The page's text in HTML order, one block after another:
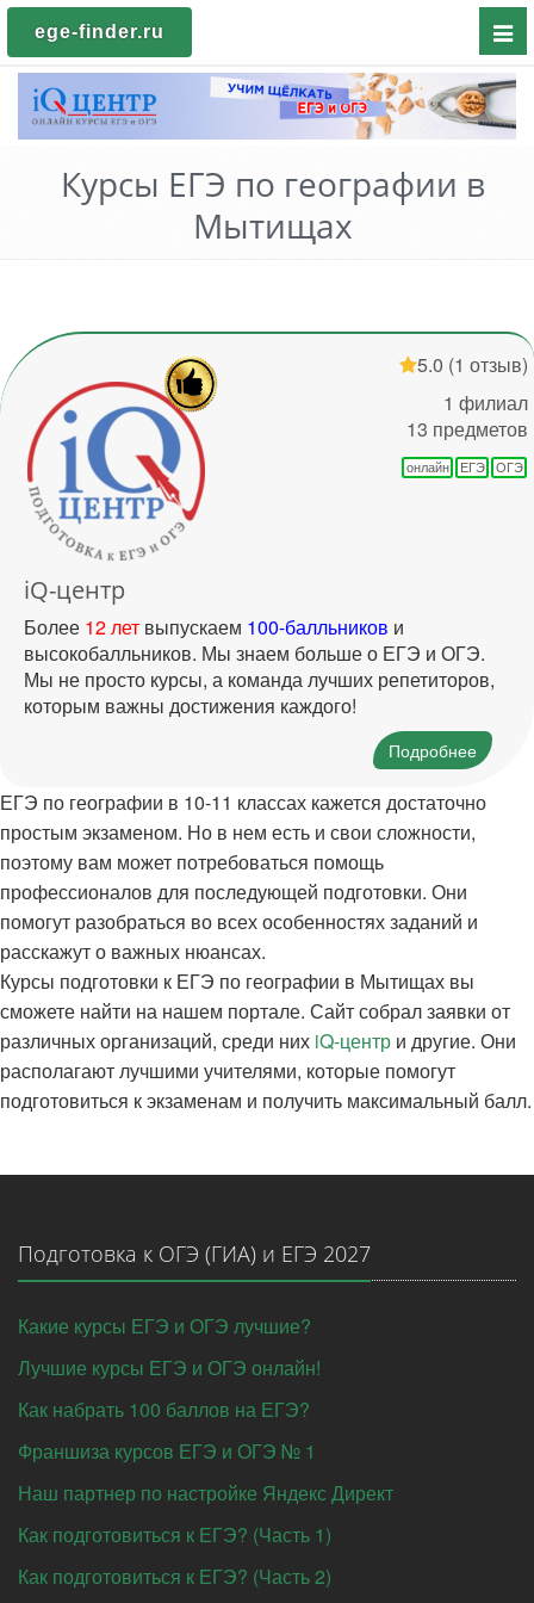
ege-finder.ru
Курсы ЕГЭ по географии в
Мытищах
5.0 (1 отзыв)
1 филиал
13 предметов
онлайн ЕГЭ ОГЭ
iQ-центр
Более 12 лет выпускаем 100-балльников и
высокобалльников. Мы знаем больше о ЕГЭ и ОГЭ.
Мы не просто курсы, а команда лучших репетиторов,
которым важны достижения каждого!
Подробнее
ЕГЭ по географии в 10-11 классах кажется достаточно
простым экзаменом. Но в нем есть и свои сложности,
поэтому вам может потребоваться помощь
профессионалов для последующей подготовки. Они
помогут разобраться во всех особенностях заданий и
расскажут о важных нюансах.
Курсы подготовки к ЕГЭ по географии в Мытищах вы
сможете найти на нашем портале. Сайт собрал заявки от
различных организаций, среди них iQ-центр и другие. Они
располагают лучшими учителями, которые помогут
подготовиться к экзаменам и получить максимальный балл.
Подготовка к ОГЭ (ГИА) и ЕГЭ 2027
Какие курсы ЕГЭ и ОГЭ лучшие?
Лучшие курсы ЕГЭ и ОГЭ онлайн!
Как набрать 100 баллов на ЕГЭ?
Франшиза курсов ЕГЭ и ОГЭ № 1
Наш партнер по настройке Яндекс Директ
Как подготовиться к ЕГЭ? (Часть 1)
Как подготовиться к ЕГЭ? (Часть 2)